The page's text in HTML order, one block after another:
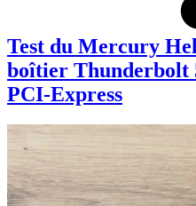
Test du Mercury
boîtier Thunderbolt
PCI-Express